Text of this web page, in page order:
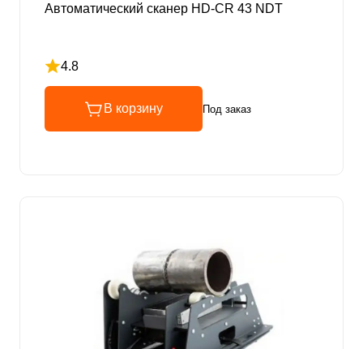
Автоматический сканер HD-CR 43 NDT
4.8
Рейтинг 4.8 из 5
В корзину Под заказ